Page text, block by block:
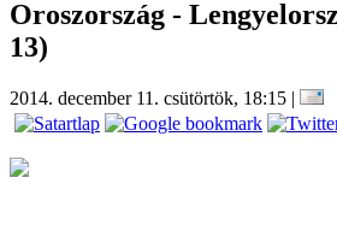
Oroszország -
13)
2014. december 11. csütörtök, 18:15 |